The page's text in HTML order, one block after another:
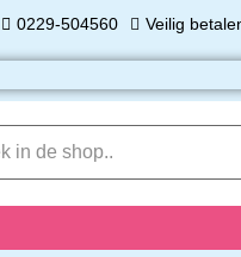
0229-504560 Veilig